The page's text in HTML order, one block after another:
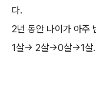
다.
2년 동안 나이가 아주
1살→ 2살→0살→1살